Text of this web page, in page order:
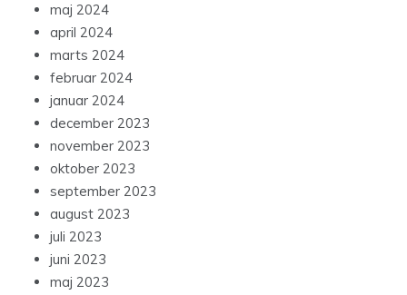
maj 2024
april 2024
marts 2024
februar 2024
januar 2024
december 2023
november 2023
oktober 2023
september 2023
august 2023
juli 2023
juni 2023
maj 2023